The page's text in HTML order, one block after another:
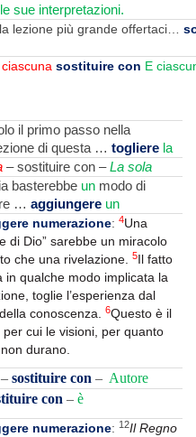
sue interpretazioni.
lezione più grande offertaci…
sostituire con E
il primo passo nella
di questa … togliere la
– sostituire con –La sola
basterebbe un modo di
… aggiungere un
numerazione: 4Una
di Dio” sarebbe un miracolo
che una rivelazione.
5Il fatto
in qualche modo implicata la
toglie l’esperienza dal
conoscenza.
6Questo è il
per cui le visioni, per quanto
durano.
– sostituire con – Autore
con – è
numerazione: 12Il Regno